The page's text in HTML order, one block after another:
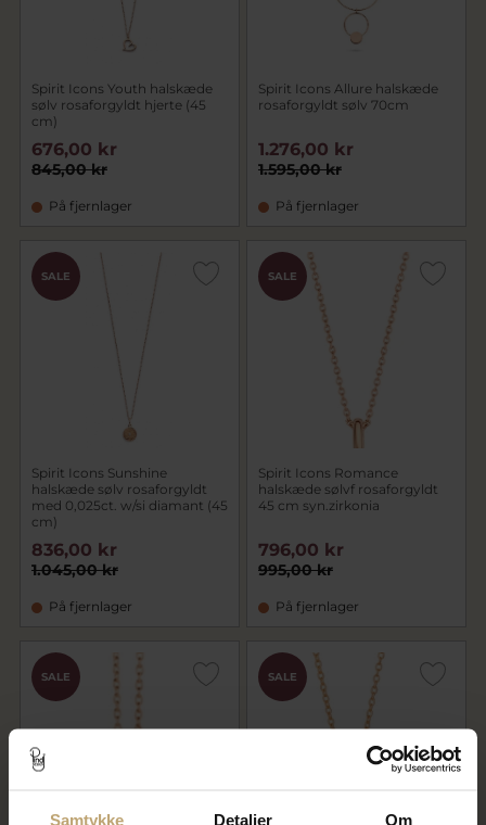
Samtykke Detaljer Om
Spirit Icons Youth halskæde
sølv rosaforgyldt hjerte (45
cm)
845,00 kr
676,00 kr
På fjernlager
Spirit Icons Allure halskæde
rosaforgyldt sølv 70cm
1.595,00 kr
1.276,00 kr
På fjernlager
SALE
Spirit Icons Sunshine
halskæde sølv rosaforgyldt
med 0,025ct. w/si diamant (45
cm)
1.045,00 kr
836,00 kr
På fjernlager
SALE
Spirit Icons Romance
halskæde sølvf rosaforgyldt
45 cm syn.zirkonia
995,00 kr
796,00 kr
På fjernlager
SALE SALE